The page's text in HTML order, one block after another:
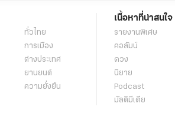
ทั่วไทย
การเมือง
ต่างประเทศ
ยานยนต์
ความยั่งยืน
เนื้อหาที่น่าสนใจ
รายงานพิเศษ
คอลัมน์
ดวง
นิยาย
Podcast
มัลติมีเดีย